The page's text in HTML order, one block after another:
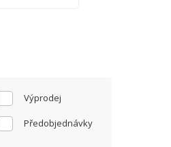
Výprodej
Předobjednávky